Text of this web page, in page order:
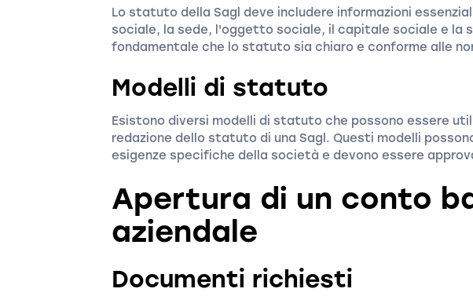
Lo statuto della Sagl deve includere informazioni
sociale, la sede, l'oggetto sociale, il capitale sociale e la
fondamentale che lo statuto sia chiaro e conforme alle
Modelli di statuto
Esistono diversi modelli di statuto che possono essere
redazione dello statuto di una Sagl. Questi modelli
esigenze specifiche della società e devono essere
Apertura di un conto
aziendale
Documenti richiesti